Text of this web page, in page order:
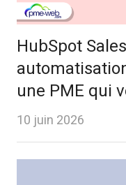
HubSpot
une PME qui
10 juin 2026